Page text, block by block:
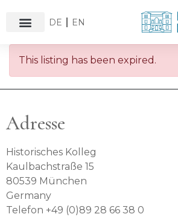
DE EN
This listing has been expired.
Adresse
Historisches Kolleg
Kaulbachstraße 15
80539 München
Germany
Telefon +49 (0)89 28 66 38 0